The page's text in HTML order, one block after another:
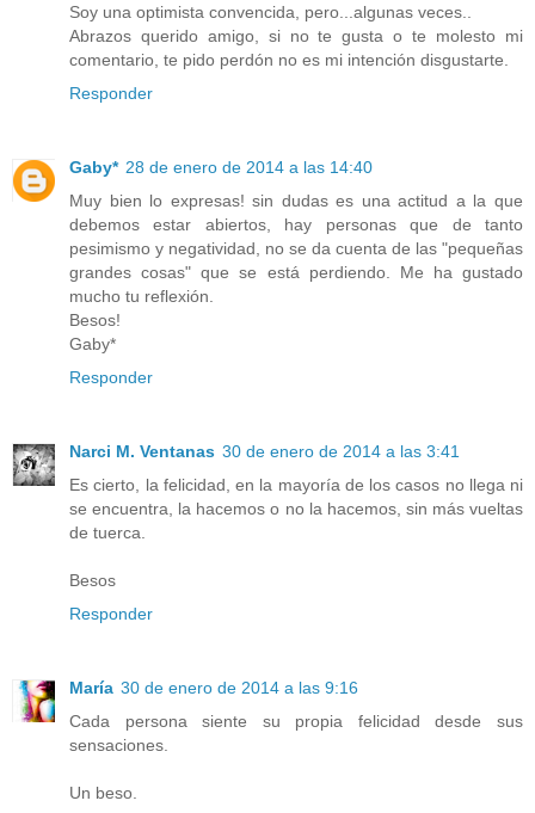
Soy una optimista convencida, pero...algunas veces..
Abrazos querido amigo, si no te gusta o te molesto mi
comentario, te pido perdón no es mi intención disgustarte.
Responder
Gaby* 28 de enero de 2014 a las 14:40
Muy bien lo expresas! sin dudas es una actitud a la que
debemos estar abiertos, hay personas que de tanto
pesimismo y negatividad, no se da cuenta de las "pequeñas
grandes cosas" que se está perdiendo. Me ha gustado
mucho tu reflexión.
Besos!
Gaby*
Responder
Narci M. Ventanas 30 de enero de 2014 a las 3:41
Es cierto, la felicidad, en la mayoría de los casos no llega ni
se encuentra, la hacemos o no la hacemos, sin más vueltas
de tuerca.
Besos
Responder
María 30 de enero de 2014 a las 9:16
Cada persona siente su propia felicidad desde sus
sensaciones.
Un beso.